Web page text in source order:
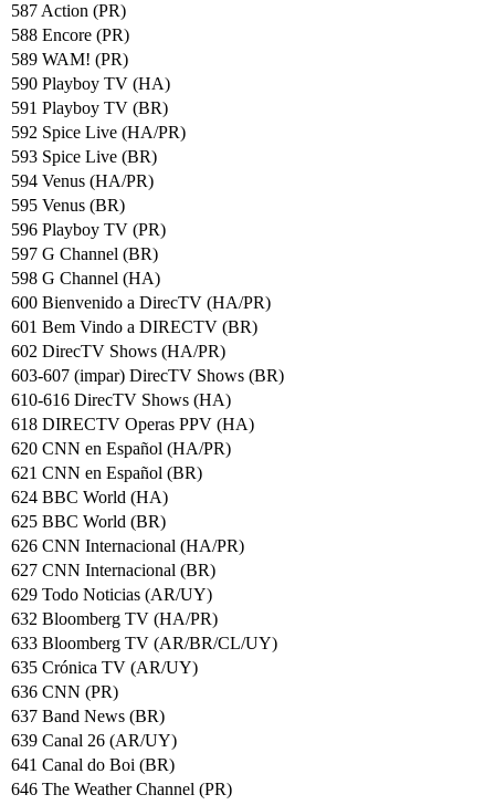
587 Action (PR)
588 Encore (PR)
589 WAM! (PR)
590 Playboy TV (HA)
591 Playboy TV (BR)
592 Spice Live (HA/PR)
593 Spice Live (BR)
594 Venus (HA/PR)
595 Venus (BR)
596 Playboy TV (PR)
597 G Channel (BR)
598 G Channel (HA)
600 Bienvenido a DirecTV (HA/PR)
601 Bem Vindo a DIRECTV (BR)
602 DirecTV Shows (HA/PR)
603-607 (impar) DirecTV Shows (BR)
610-616 DirecTV Shows (HA)
618 DIRECTV Operas PPV (HA)
620 CNN en Español (HA/PR)
621 CNN en Español (BR)
624 BBC World (HA)
625 BBC World (BR)
626 CNN Internacional (HA/PR)
627 CNN Internacional (BR)
629 Todo Noticias (AR/UY)
632 Bloomberg TV (HA/PR)
633 Bloomberg TV (AR/BR/CL/UY)
635 Crónica TV (AR/UY)
636 CNN (PR)
637 Band News (BR)
639 Canal 26 (AR/UY)
641 Canal do Boi (BR)
646 The Weather Channel (PR)